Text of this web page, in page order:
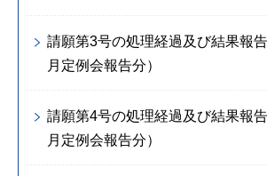
請願第3号の処理経過及び結果報
月定例会報告分）
請願第4号の処理経過及び結果報
月定例会報告分）